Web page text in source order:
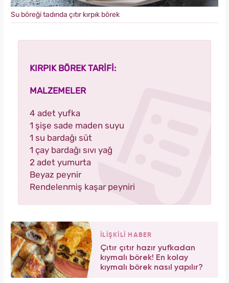
Su böreği tadında çıtır kırpık börek
KIRPIK BÖREK TARİFİ:
MALZEMELER
4 adet yufka
1 şişe sade maden suyu
1 su bardağı süt
1 çay bardağı sıvı yağ
2 adet yumurta
Beyaz peynir
Rendelenmiş kaşar peyniri
İLİŞKİLİ HABER
Çıtır çıtır hazır yufkadan
kıymalı börek! En kolay
kıymalı börek nasıl yapılır?